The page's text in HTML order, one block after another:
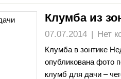
Клумба из
07.07.2014 | Нет
Клумба в зонтике
опубликована фото
клумб для дачи –